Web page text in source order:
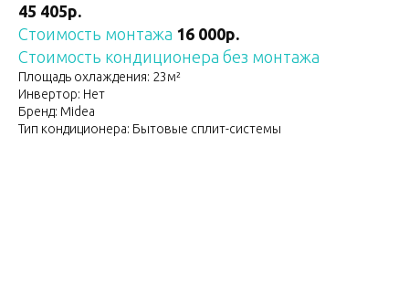
45 405р.
Стоимость монтажа 16 000р.
Стоимость кондиционера без монтажа
Площадь охлаждения: 23м²
Инвертор: Нет
Бренд: Midea
Тип кондиционера: Бытовые сплит-системы